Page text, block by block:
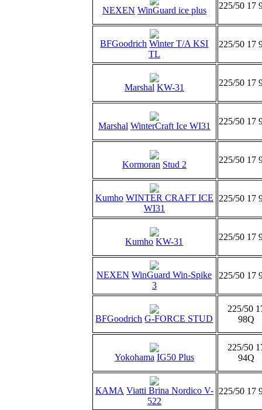
NEXEN WinGuard ice plus 225/50 17
BFGoodrich Winter T/A KSI
TL
225/50 17
Marshal KW-31 225/50 17
Marshal WinterCraft Ice WI31 225/50 17
Kormoran Stud 2 225/50 17
Kumho WINTER CRAFT ICE
WI31
225/50 17
Kumho KW-31 225/50 17
NEXEN WinGuard Win-Spike
3
225/50 17
BFGoodrich G-FORCE STUD
225/50
98Q
Yokohama IG50 Plus
225/50
94Q
КАМА Viatti Brina Nordico V-
522
225/50 17